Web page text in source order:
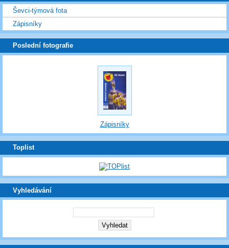
Ševci-týmová fota
Zápisníky
Poslední fotografie
Zápisníky
Toplist
Vyhledávání